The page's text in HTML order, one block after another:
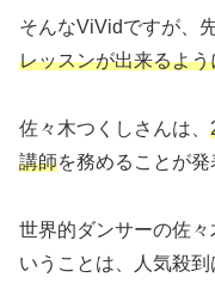
そんなViVidですが、
レッスンが出来るよう
佐々木つくしさんは、
講師を務めることが発
世界的ダンサーの佐
いうことは、人気殺到